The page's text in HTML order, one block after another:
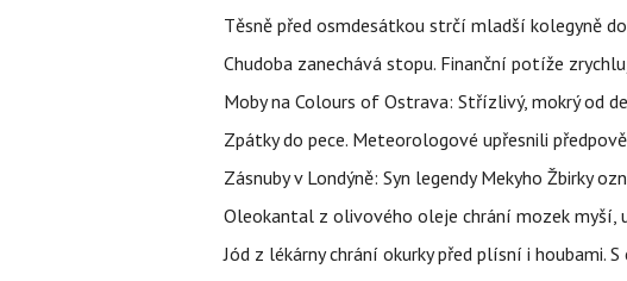
Těsně před osmdesátkou strčí mladší kolegyně
Chudoba zanechává stopu. Finanční potíže
Moby na Colours of Ostrava: Střízlivý, mokrý od
Zpátky do pece. Meteorologové upřesnili
Zásnuby v Londýně: Syn legendy Mekyho Žbirky
Oleokantal z olivového oleje chrání mozek myší,
Jód z lékárny chrání okurky před plísní i houbami.